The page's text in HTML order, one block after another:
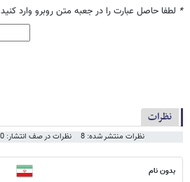
* لطفا حاصل عبارت را در جعبه متن روبرو وارد کنید
نظرات
نظرات منتشر شده: 8 نظرات در صف انتشار: 0
بدون نام